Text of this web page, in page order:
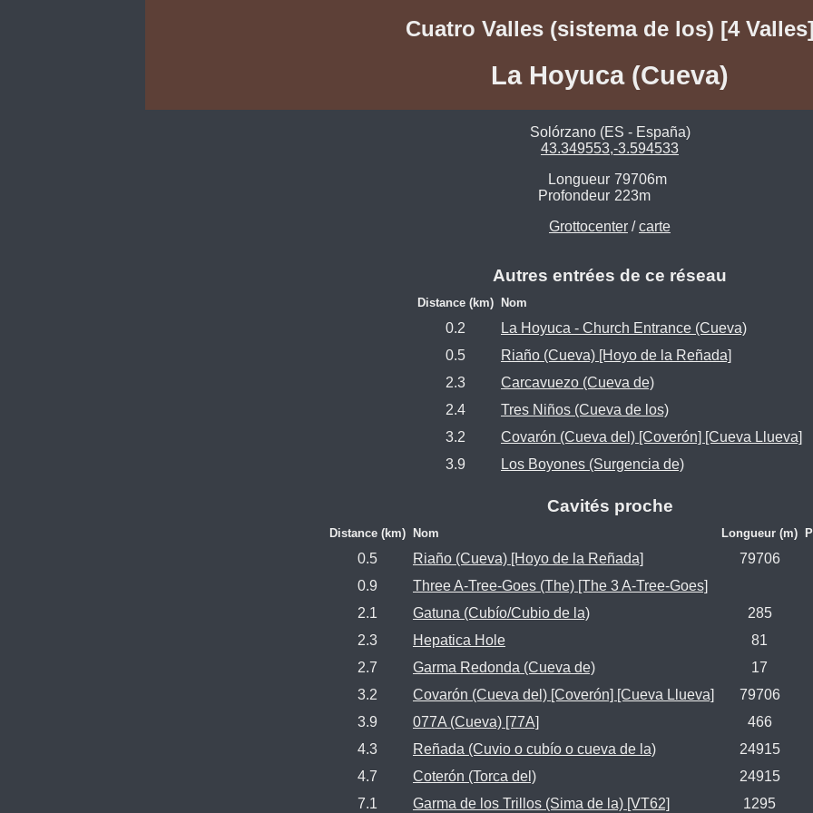
Cuatro Valles (sistema de los) [4
La Hoyuca (Cueva)
Solórzano (ES - España)
43.349553,-3.594533
Longueur 79706m
Profondeur 223m
Grottocenter /carte
Autres entrées de ce réseau
Distance (km) Nom
0.2
La Hoyuca - Church Entrance (Cueva)
0.5
Riaño (Cueva) [Hoyo de la Reñada]
2.3
Carcavuezo (Cueva de)
2.4
Tres Niños (Cueva de los)
3.2
Covarón (Cueva del) [Coverón] [Cueva Llueva]
3.9
Los Boyones (Surgencia de)
Cavités proche
Distance (km) Nom Longueur (m)
0.5 Riaño (Cueva) [Hoyo de la Reñada]
79706
0.9
Three A-Tree-Goes (The) [The 3 A-Tree-Goes]
2.1
Gatuna (Cubío/Cubio de la)
285
2.3
Hepatica Hole
81
2.7
Garma Redonda (Cueva de)
17
3.2
Covarón (Cueva del) [Coverón] [Cueva Llueva]
79706
3.9
077A (Cueva) [77A]
466
4.3
Reñada (Cuvio o cubío o cueva de la)
24915
4.7
Coterón (Torca del)
24915
7.1
Garma de los Trillos (Sima de la) [VT62] 1295